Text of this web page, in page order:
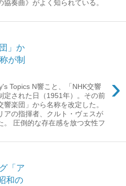
協奏曲》がよく知られている。
」か
が制
›
Topics N響こと、「NHK交響
定された日（1951年）。その前
響楽団」から名称を改定した。
アの指揮者、クルト・ヴェスが
。 圧倒的な存在感を放つ女性フ
「ア
和の